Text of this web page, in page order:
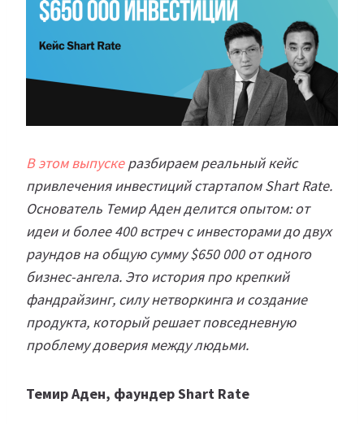
В этом выпускеразбираем реальный кейс
привлечения инвестиций стартапом Shart Rate.
Основатель Темир Аден делится опытом: от
идеи и более 400 встреч с инвесторами до двух
раундов на общую сумму $650 000 от одного
бизнес-ангела. Это история про крепкий
фандрайзинг, силу нетворкинга и создание
продукта, который решает повседневную
проблему доверия между людьми.
Темир Аден, фаундер Shart Rate